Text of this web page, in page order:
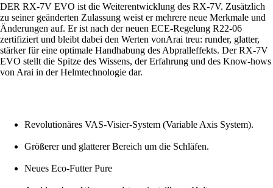
DER RX-7V EVO ist die Weiterentwicklung des RX-7V. Zusätzlich
zu seiner geänderten Zulassung weist er mehrere neue Merkmale und
Änderungen auf. Er ist nach der neuen ECE-Regelung R22-06
zertifiziert und bleibt dabei den Werten vonArai treu: runder, glatter,
stärker für eine optimale Handhabung des Abpralleffekts. Der RX-7V
EVO stellt die Spitze des Wissens, der Erfahrung und des Know-hows
von Arai in der Helmtechnologie dar.
Revolutionäres VAS-Visier-System (Variable Axis System).
Größerer und glatterer Bereich um die Schläfen.
Neues Eco-Futter Pure